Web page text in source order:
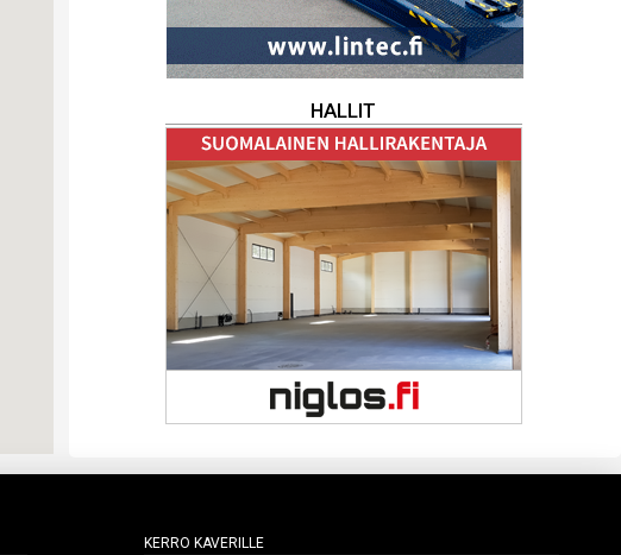
HALLIT
Kerro kaverille